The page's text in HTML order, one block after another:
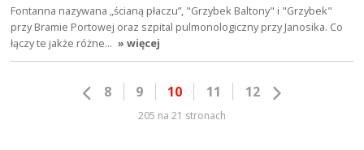
Fontanna nazywana „ścianą płaczu”, "Grzybek Baltony" i "Grzybek"
przy Bramie Portowej oraz szpital pulmonologiczny przy Janosika. Co
łączy te jakże różne… » więcej
8 9 10 11 12
205 na 21 stronach